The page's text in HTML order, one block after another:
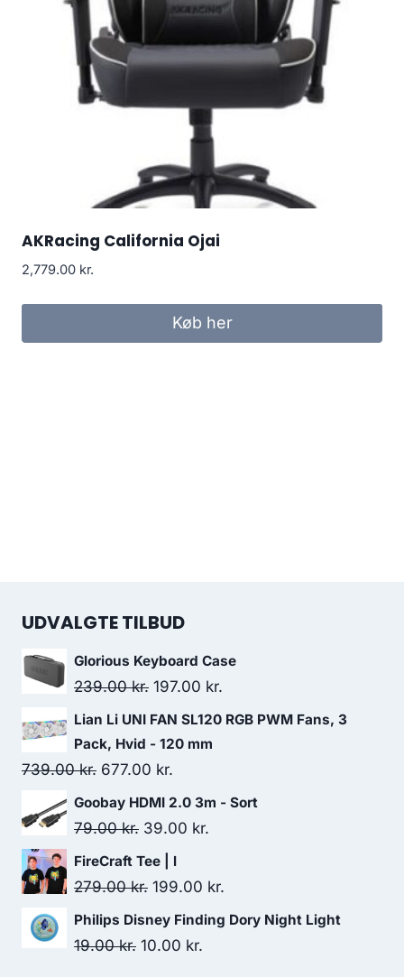
AKRacing California Ojai
2,779.00 kr.
Køb her
UDVALGTE TILBUD
Glorious Keyboard Case
239.00kr. Original
price
was:
239.00 kr..
197.00 kr.
price
Lian Li UNI FAN SL120 RGB PWM Fans, 3
Pack, Hvid - 120 mm
739.00kr. Original
price
was:
739.00 kr..
677.00 kr.
price
is:
Goobay HDMI 2.0 3m - Sort
79.00kr. Original
price
was:
39.00 kr.
is:
FireCraft Tee | l
279.00kr. Original
price
was:
199.00 kr.
price
Philips Disney Finding Dory Night Light
19.00kr. Original
10.00 kr.